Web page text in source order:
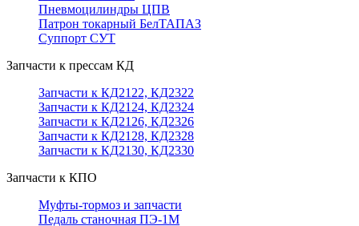
Пневмоцилиндры ЦПВ
Патрон токарный БелТАПАЗ
Суппорт СУТ
Запчасти к прессам КД
Запчасти к КД2122, КД2322
Запчасти к КД2124, КД2324
Запчасти к КД2126, КД2326
Запчасти к КД2128, КД2328
Запчасти к КД2130, КД2330
Запчасти к КПО
Муфты-тормоз и запчасти
Педаль станочная ПЭ-1М